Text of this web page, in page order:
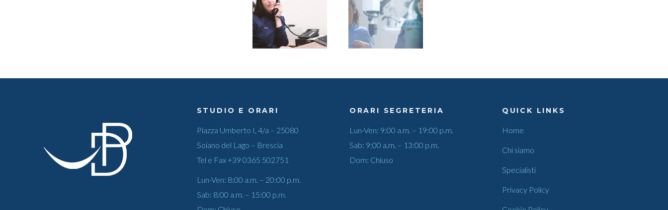
STUDIO E ORARI
Piazza Umberto I, 4/a – 25080
Soiano del Lago – Brescia
Tel e Fax+39 0365 502751
Lun-Ven: 8:00 a.m. – 20:00 p.m.
Sab: 8:00 a.m. – 15:00 p.m.
ORARI SEGRETERIA
Lun-Ven: 9:00 a.m. – 19:00 p.m.
Sab: 9:00 a.m. – 13:00 p.m.
Dom: Chiuso
QUICK LINKS
Home
Chi siamo
Specialisti
Privacy Policy